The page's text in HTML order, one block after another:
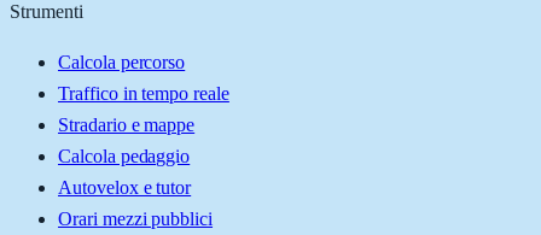
Strumenti
Calcola percorso
Traffico in tempo reale
Stradario e mappe
Calcola pedaggio
Autovelox e tutor
Orari mezzi pubblici